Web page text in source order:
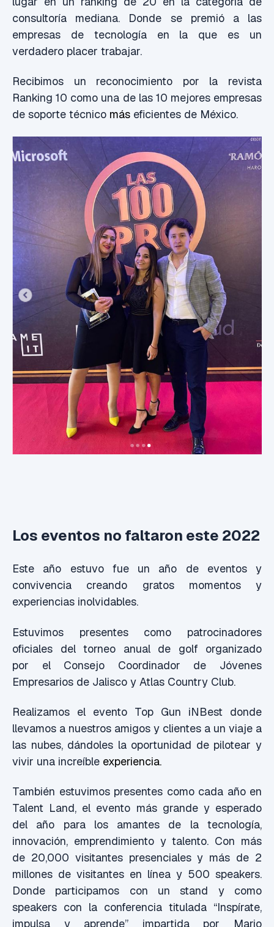
consultoría mediana. Donde se premió a las
empresas de tecnología en la que es un
verdadero placer trabajar.
Recibimos un reconocimiento por la revista
Ranking 10 como una de las 10 mejores empresas
de soporte técnico más eficientes de México.
Los eventos no faltaron este 2022
Este año estuvo fue un año de eventos y
convivencia creando gratos momentos y
experiencias inolvidables.
Estuvimos presentes como patrocinadores
oficiales del torneo anual de golf organizado
por el Consejo Coordinador de Jóvenes
Empresarios de Jalisco y Atlas Country Club.
Realizamos el evento Top Gun iNBest donde
llevamos a nuestros amigos y clientes a un viaje a
las nubes, dándoles la oportunidad de pilotear y
vivir una increíble experiencia.
También estuvimos presentes como cada año en
Talent Land, el evento más grande y esperado
del año para los amantes de la tecnología,
innovación, emprendimiento y talento. Con más
de 20,000 visitantes presenciales y más de 2
millones de visitantes en línea y 500 speakers.
Donde participamos con un stand y como
speakers con la conferencia titulada “Inspírate,
impulsa y aprende” impartida por Mario